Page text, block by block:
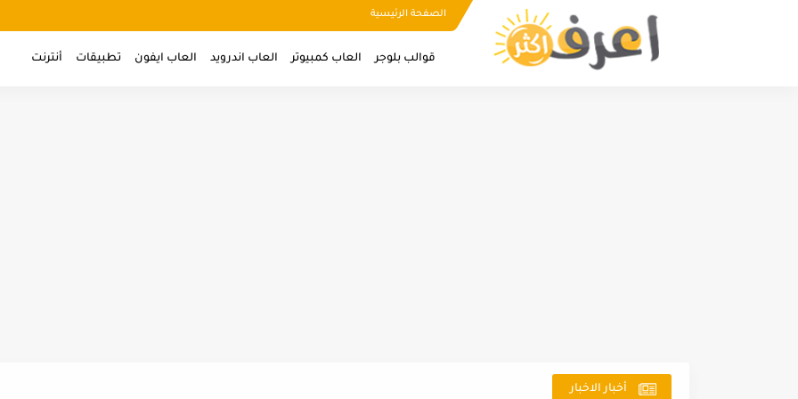
الصفحة الرئيسية
قوالب بلوجر العاب كمبيوتر العاب اندرويد العاب ايفون تطبيقات أنترنت
أخبار الاخبار